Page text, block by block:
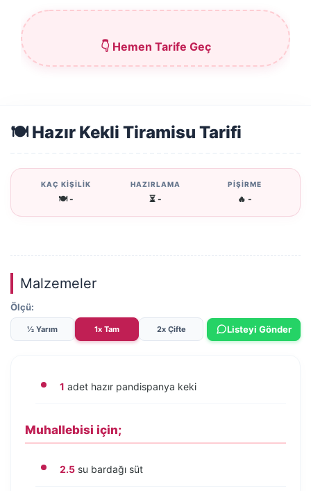
👇 Hemen Tarife Geç
🍽️ Hazır Kekli Tiramisu Tarifi
KAÇ KİŞİLİK
🍽️ -
HAZIRLAMA
⏳ -
PİŞİRME
🔥 -
Malzemeler
Ölçü:
½ Yarım 1x Tam 2x Çifte Listeyi Gönder
1 adet hazır pandispanya keki
Muhallebisi için;
2.5 su bardağı süt